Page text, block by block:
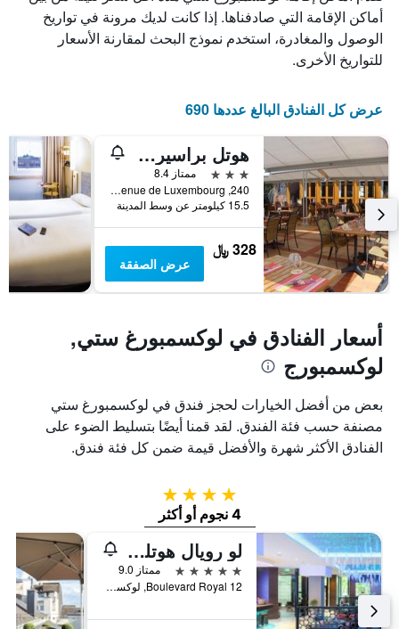
أماكن الإقامة التي صادفناها. إذا كانت لديك مرونة في تواريخ
الوصول والمغادرة، استخدم نموذج البحث لمقارنة الأسعار
للتواريخ الأخرى.
عرض كل الفنادق البالغ عددها 690
هوتل براسيري بييرهاشت
3 نجوم
ممتاز 8.4
240, Avenue de Luxembourg, لوكسمبورغ ستي, مقاطعة لوكسمبورغ, لوكسمبورج
15.5 كيلومتر عن وسط المدينة
328 ﷼
عرض الصفقة
أسعار الفنادق في لوكسمبورغ ستي,
لوكسمبورج
بعض من أفضل الخيارات لحجز فندق في لوكسمبورغ ستي
مصنفة حسب فئة الفندق. لقد قمنا أيضًا بتسليط الضوء على
الفنادق الأكثر شهرة والأفضل قيمة ضمن كل فئة فندق.
4 نجوم
4 نجوم أو أكثر
لو رويال هوتلز آند ريزورتس
5 نجوم
ممتاز 9.0
12 Boulevard Royal, لوكسمبورغ ستي, مقاطعة لوكسمبورغ, لوكسمبورج